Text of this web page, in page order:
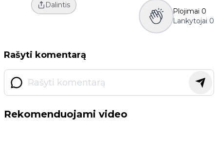
Dalintis
Plojimai 0
Lankytojai 0
Rašyti komentarą
Rekomenduojami video